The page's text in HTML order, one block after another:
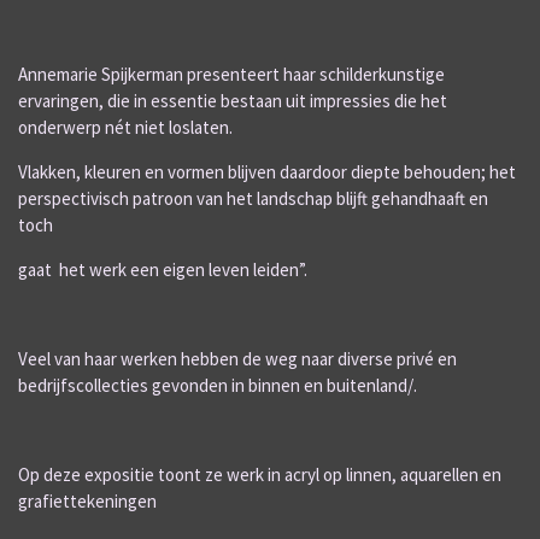
Annemarie Spijkerman presenteert haar schilderkunstige
ervaringen, die in essentie bestaan uit impressies die het
onderwerp nét niet loslaten.
Vlakken, kleuren en vormen blijven daardoor diepte behouden; het
perspectivisch patroon van het landschap blijft gehandhaaft en
toch
gaat het werk een eigen leven leiden”.
Veel van haar werken hebben de weg naar diverse privé en
bedrijfscollecties gevonden in binnen en buitenland/.
Op deze expositie toont ze werk in acryl op linnen, aquarellen en
grafiettekeningen